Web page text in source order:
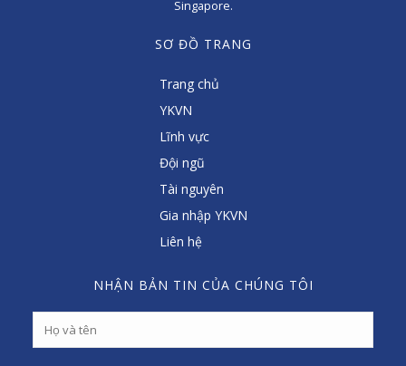
Singapore.
SƠ ĐỒ TRANG
Trang chủ
YKVN
Lĩnh vực
Đội ngũ
Tài nguyên
Gia nhập YKVN
Liên hệ
NHẬN BẢN TIN CỦA CHÚNG TÔI